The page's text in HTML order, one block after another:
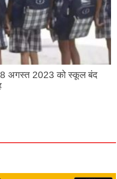
8 अगस्त 2023 को स्कूल बंद